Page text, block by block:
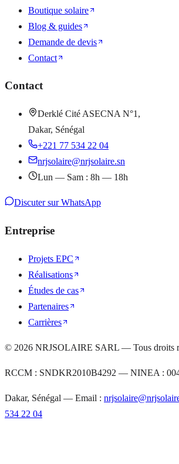
Boutique solaire
Blog & guides
Demande de devis
Contact
Contact
Derklé Cité ASECNA N°1,
Dakar, Sénégal
+221 77 534 22 04
nrjsolaire@nrjsolaire.sn
Lun — Sam : 8h — 18h
Discuter sur WhatsApp
Entreprise
Projets EPC
Réalisations
Études de cas
Partenaires
Carrières
© 2026 NRJSOLAIRE SARL — Tous droits
RCCM : SNDKR2010B4292 — NINEA :
Dakar, Sénégal — Email :
534 22 04